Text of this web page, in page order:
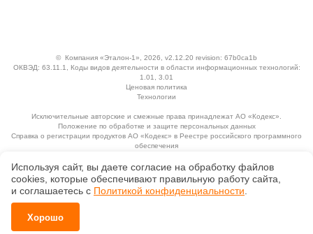
© Компания «Эталон-1», 2026, v2.12.20 revision: 67b0ca1b
ОКВЭД: 63.11.1, Коды видов деятельности в области информационных технологий:
1.01, 3.01
Ценовая политика
Технологии
Исключительные авторские и смежные права принадлежат АО «Кодекс».
Положение по обработке и защите персональных данных
Справка о регистрации продуктов АО «Кодекс» в Реестре российского программного
обеспечения
Используя сайт, вы даете согласие на обработку файлов
сооkiеs, которые обеспечивают правильную работу сайта,
и соглашаетесь с Политикой конфиденциальности
Хорошо